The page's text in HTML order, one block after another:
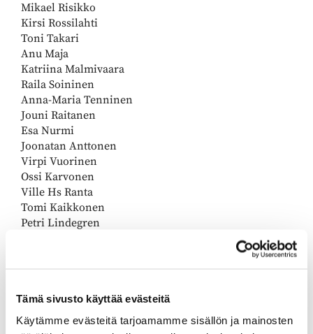
Tämä sivusto käyttää evästeitä
Käytämme evästeitä tarjoamamme sisällön ja mainosten
Mikael Risikko
Kirsi Rossilahti
Toni Takari
Anu Maja
Katriina Malmivaara
Raila Soininen
​​​​​​​Anna-Maria Tenninen
​​​​​​​Jouni Raitanen
Esa Nurmi
Joonatan Anttonen
Virpi Vuorinen
​​​​​​​Ossi Karvonen
​​​​​​​Ville Hs Ranta
​​​​​​​Tomi Kaikkonen
Petri Lindegren
Kristian Kiviranta
Jani Muuronen
​​​​​​​Lauri Alakuijala